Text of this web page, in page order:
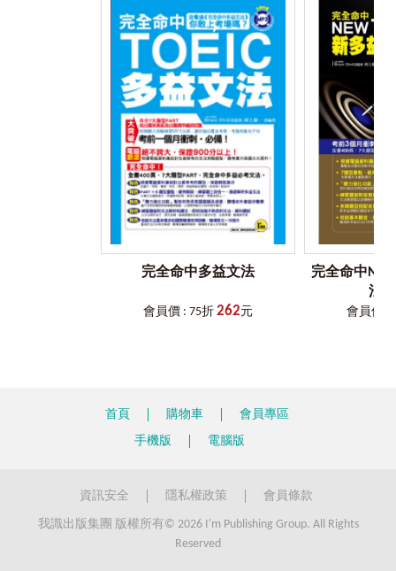
完全命中多益文法
會員價 : 75折 262元
完全命中
法(
會員價 :
首頁 購物車
會員專區
手機版
電腦版
資訊安全 隱私權政策 會員條款
我識出版集團 版權所有© 2026 I'm Publishing Group. All Rights
Reserved